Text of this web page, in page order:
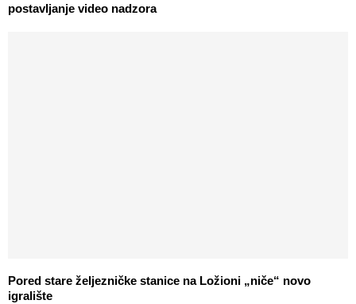
postavljanje video nadzora
Pored stare željezničke stanice na Ložioni „niče“ novo
igralište